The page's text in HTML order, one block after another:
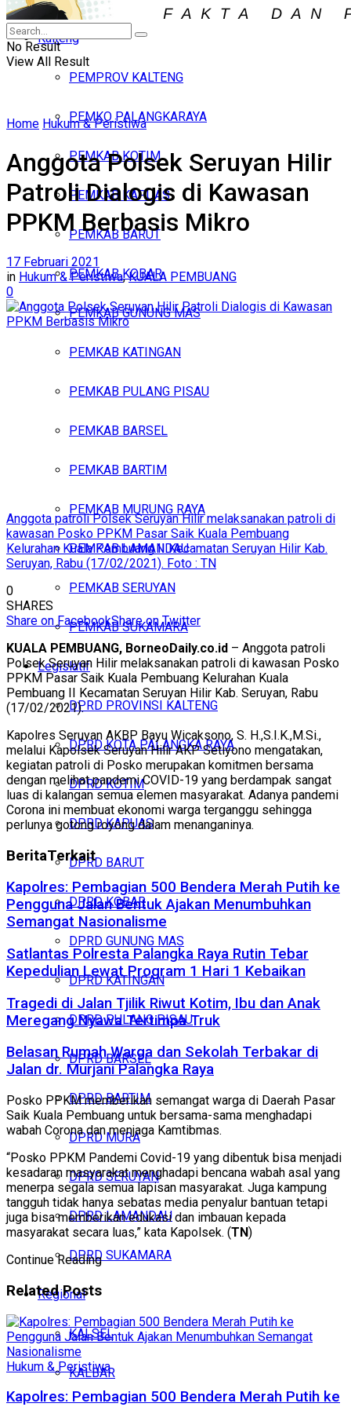
Iklan
Kamis, Agustus 6, 2026
Kalteng
PEMPROV KALTENG
PEMKO PALANGKARAYA
PEMKAB KOTIM
PEMKAB KAPUAS
PEMKAB BARUT
PEMKAB KOBAR
PEMKAB GUNUNG MAS
PEMKAB KATINGAN
PEMKAB PULANG PISAU
PEMKAB BARSEL
PEMKAB BARTIM
PEMKAB MURUNG RAYA
PEMKAB LAMANDAU
PEMKAB SERUYAN
PEMKAB SUKAMARA
Legislatif
DPRD PROVINSI KALTENG
DPRD KOTA PALANGKA RAYA
DPRD KOTIM
DPRD KAPUAS
DPRD BARUT
DPRD KOBAR
DPRD GUNUNG MAS
DPRD KATINGAN
DPRD PULANG PISAU
DPRD BARSEL
DPRD BARTIM
DPRD MURA
DPRD SERUYAN
DPRD LAMANDAU
DPRD SUKAMARA
Regional
KALSEL
KALBAR
No Result
View All Result
Home Hukum & Peristiwa
Anggota Polsek Seruyan Hilir
Patroli Dialogis di Kawasan
PPKM Berbasis Mikro
17 Februari 2021
in Hukum & Peristiwa,KUALA PEMBUANG
0
Anggota patroli Polsek Seruyan Hilir melaksanakan patroli di
kawasan Posko PPKM Pasar Saik Kuala Pembuang
Kelurahan Kuala Pembuang II Kecamatan Seruyan Hilir Kab.
Seruyan, Rabu (17/02/2021). Foto : TN
0
SHARES
Share on FacebookShare on Twitter
KUALA PEMBUANG, BorneoDaily.co.id – Anggota patroli
Polsek Seruyan Hilir melaksanakan patroli di kawasan Posko
PPKM Pasar Saik Kuala Pembuang Kelurahan Kuala
Pembuang II Kecamatan Seruyan Hilir Kab. Seruyan, Rabu
(17/02/2021).
Kapolres Seruyan AKBP Bayu Wicaksono, S. H.,S.I.K.,M.Si.,
melalui Kapolsek Seruyan Hilir AKP Setiyono mengatakan,
kegiatan patroli di Posko merupakan komitmen bersama
dengan melihat pandemi COVID-19 yang berdampak sangat
luas di kalangan semua elemen masyarakat. Adanya pandemi
Corona ini membuat ekonomi warga terganggu sehingga
perlunya gotong royong dalam menanganinya.
BeritaTerkait
Kapolres: Pembagian 500 Bendera Merah Putih ke
Pengguna Jalan Bentuk Ajakan Menumbuhkan
Semangat Nasionalisme
Satlantas Polresta Palangka Raya Rutin Tebar
Kepedulian Lewat Program 1 Hari 1 Kebaikan
Tragedi di Jalan Tjilik Riwut Kotim, Ibu dan Anak
Meregang Nyawa Tertimpa Truk
Belasan Rumah Warga dan Sekolah Terbakar di
Jalan dr. Murjani Palangka Raya
Posko PPKM memberikan semangat warga di Daerah Pasar
Saik Kuala Pembuang untuk bersama-sama menghadapi
wabah Corona dan menjaga Kamtibmas.
“Posko PPKM Pandemi Covid-19 yang dibentuk bisa menjadi
kesadaran masyarakat menghadapi bencana wabah asal yang
menerpa segala semua lapisan masyarakat. Juga kampung
tangguh tidak hanya sebatas media penyalur bantuan tetapi
juga bisa memberikan edukasi dan imbauan kepada
masyarakat secara luas,” kata Kapolsek. (TN)
Continue Reading
RelatedPosts
Hukum & Peristiwa
Kapolres: Pembagian 500 Bendera Merah Putih ke